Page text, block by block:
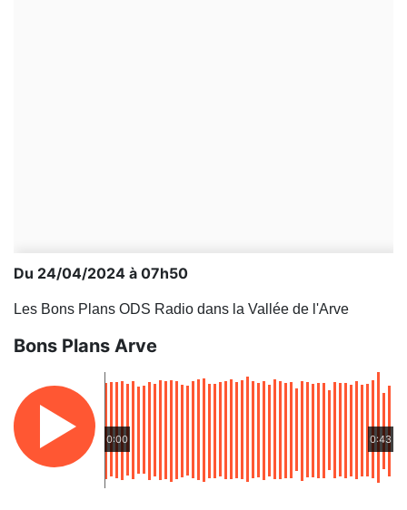
Du 24/04/2024 à 07h50
Les Bons Plans ODS Radio dans la Vallée de l'Arve
Bons Plans Arve
0:00 0:43